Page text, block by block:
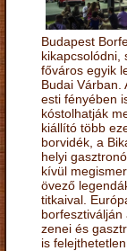
Budapest
kikapcsolódni,
főváros egyik
Budai Várban.
esti fényében
kóstolhatják
kiállító több
borvidék, a
helyi
kívül
övező
titkaival.
zenei és
is